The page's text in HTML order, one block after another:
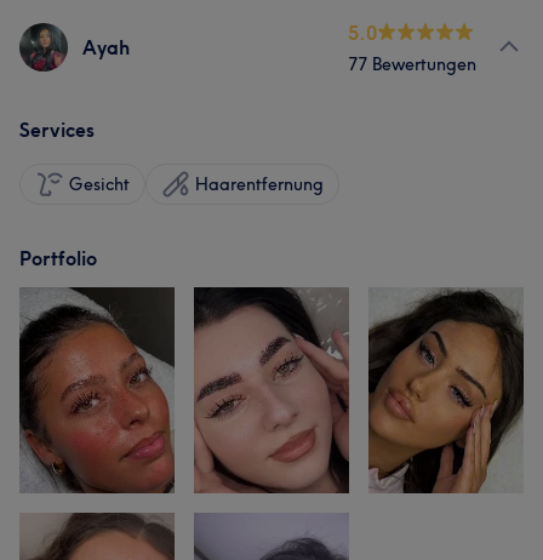
Ayah
5.0
77 Bewertungen
Services
Gesicht Haarentfernung
Portfolio